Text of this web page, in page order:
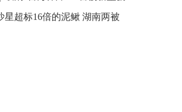
星超标16倍的泥鳅 湖南两被